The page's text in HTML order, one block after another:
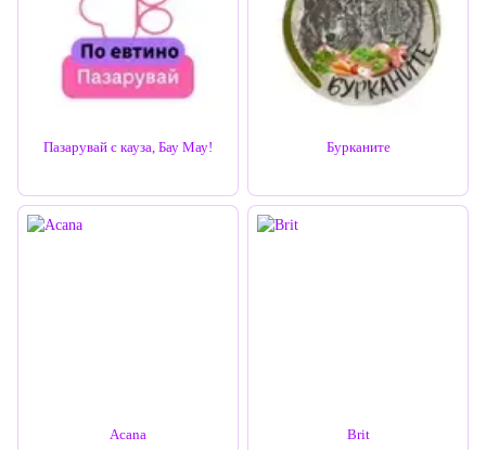
Пазарувай с кауза, Бау Мау! Бурканите
Acana Brit